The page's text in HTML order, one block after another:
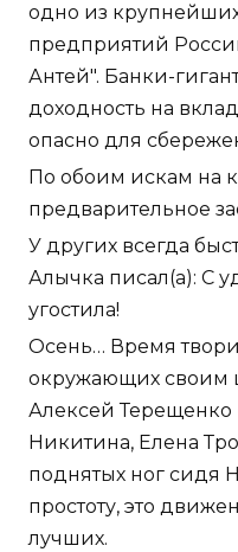
одно из
предприятий
Антей". Банки-
доходность на
опасно для
По обоим искам на
предварительное
У других всегда
Алычка писал(а): С
угостила!
Осень… Время
окружающих своим
Алексей Терещенко
Никитина, Елена
поднятых ног сидя
простоту, это
лучших.